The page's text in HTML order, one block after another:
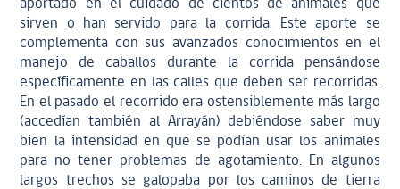
aportado en el cuidado de cientos de animales que
sirven o han servido para la corrida. Este aporte se
complementa con sus avanzados conocimientos en el
manejo de caballos durante la corrida pensándose
específicamente en las calles que deben ser recorridas.
En el pasado el recorrido era ostensiblemente más largo
(accedían también al Arrayán) debiéndose saber muy
bien la intensidad en que se podían usar los animales
para no tener problemas de agotamiento. En algunos
largos trechos se galopaba por los caminos de tierra